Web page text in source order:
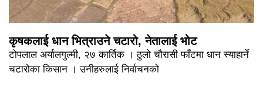
कृषकलाई धान भित्राउने चटारो, नेतालाई भोट
टोपलाल अर्यालगुल्मी, २७ कार्तिक । ठुलो चौरासी फाँटमा धान स्याहार्ने
चटारोका किसान । उनीहरुलाई निर्वाचनको